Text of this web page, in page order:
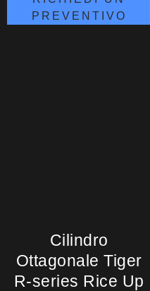
PREVENTIVO
Cilindro
Ottagonale Tiger
R-series Rice Up